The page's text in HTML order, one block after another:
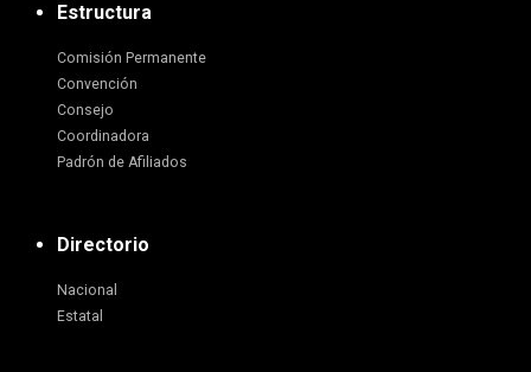
Estructura
Comisión Permanente
Convención
Consejo
Coordinadora
Padrón de Afiliados
Directorio
Nacional
Estatal